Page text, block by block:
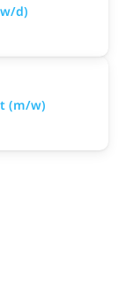
d)
(m/w)